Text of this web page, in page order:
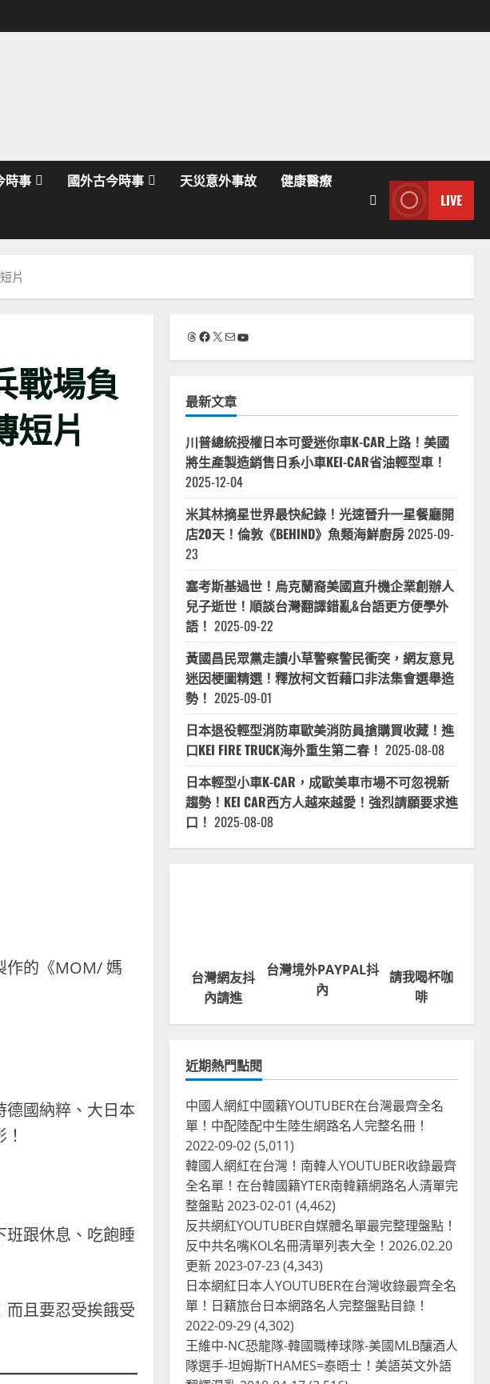
時事 國外古今時事 天災意外事故 健康醫療
LIVE
片
戰場負
短片
作的《MOM/ 媽
國納粹、大日本
班跟休息、吃飽睡
且要忍受挨餓受
Threads
Facebook
X 電子郵件YouTube
最新文章
川普總統授權日本可愛迷你車K-CAR上路！美國
將生產製造銷售日系小車KEI-CAR省油輕型車！
2025-12-04
米其林摘星世界最快紀錄！光速晉升一星餐廳開
店20天！倫敦《BEHIND》魚類海鮮廚房2025-09-
23
塞考斯基過世！烏克蘭裔美國直升機企業創辦人
兒子逝世！順談台灣翻譯錯亂&台語更方便學外
語！ 2025-09-22
黃國昌民眾黨走讀小草警察警民衝突，網友意見
迷因梗圖精選！釋放柯文哲藉口非法集會選舉造
勢！ 2025-09-01
日本退役輕型消防車歐美消防員搶購買收藏！進
口KEI FIRE TRUCK海外重生第二春！ 2025-08-08
日本輕型小車K-CAR，成歐美車市場不可忽視新
趨勢！KEI CAR西方人越來越愛！強烈請願要求進
口！ 2025-08-08
台灣網友抖
內請進
台灣境外PAYPAL抖
內
請我喝杯咖
啡
近期熱門點閱
中國人網紅中國籍YOUTUBER在台灣最齊全名
單！中配陸配中生陸生網路名人完整名冊！
2022-09-02(5,011)
韓國人網紅在台灣！南韓人YOUTUBER收錄最齊
全名單！在台韓國籍YTER南韓籍網路名人清單完
整盤點2023-02-01 (4,462)
反共網紅YOUTUBER自媒體名單最完整理盤點！
反中共名嘴KOL名冊清單列表大全！2026.02.20
更新2023-07-23(4,343)
日本網紅日本人YOUTUBER在台灣收錄最齊全名
單！日籍旅台日本網路名人完整盤點目錄！
2022-09-29(4,302)
王維中-NC恐龍隊-韓國職棒球隊-美國MLB釀酒人
隊選手-坦姆斯THAMES=泰晤士！美語英文外語